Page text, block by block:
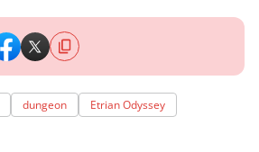
dungeon Etrian Odyssey